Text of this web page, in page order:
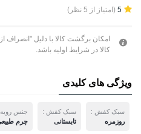
(امتیاز از 5 نظر)
امکان برگشت کالا با دلیل "انصراف
کالا در شرایط اولیه باشد.
ویژگی های کلیدی
سبک کفش :
روزمره
سبک کفش :
تابستانی
جنس
چرم